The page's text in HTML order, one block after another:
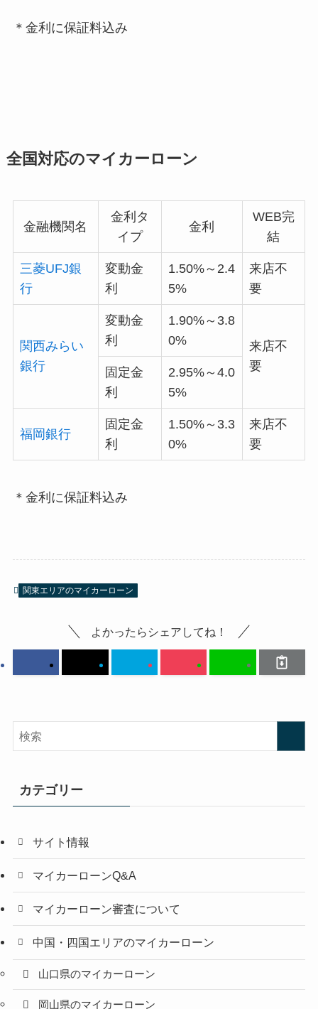
＊金利に保証料込み
全国対応のマイカーローン
金融機関名
金利タ
イプ
金利
WEB完
結
三菱UFJ銀
行
変動金
利
1.50%～2.4
5%
来店不
要
関西みらい
銀行
変動金
利
1.90%～3.8
0%
来店不
要
固定金
利
2.95%～4.0
5%
福岡銀行
固定金
利
1.50%～3.3
0%
来店不
要
＊金利に保証料込み
関東エリアのマイカーローン
よかったらシェアしてね！
カテゴリー
サイト情報
マイカーローンQ&A
マイカーローン審査について
中国・四国エリアのマイカーローン
山口県のマイカーローン
岡山県のマイカーローン